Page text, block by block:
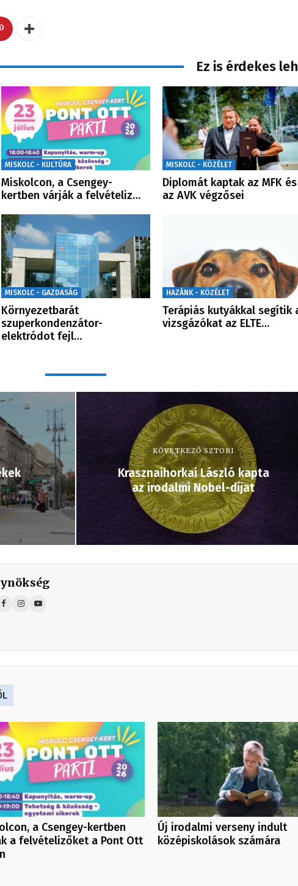
Ez is érdekes
MISKOLC - KULTÚRA
Miskolcon, a Csengey-
kertben várják a felvételiz…
MISKOLC - KÖZÉLET
Diplomát kaptak az MFK és
az AVK végzősei
MISKOLC - GAZDASÁG
Környezetbarát
szuperkondenzátor-
elektródot fejl…
HAZÁNK - KÖZÉLET
Terápiás kutyákkal segítik
vizsgázókat az ELTE…
KÖVETKEZŐ SZTORI
Krasznaihorkai László kapta
az irodalmi Nobel-díjat
a Csengey-kertben
a felvételizőket a Pont Ott
Új irodalmi verseny indult
középiskolások számára